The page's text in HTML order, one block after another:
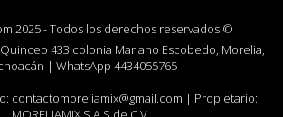
2025 - Todos los derechos reservados ©
433 colonia Mariano Escobedo, Morelia,
| WhatsApp 4434055765
contactomoreliamix@gmail.com | Propietario: